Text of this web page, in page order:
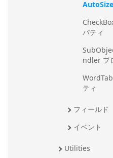
パティ
ndler プ
ティ
フィールド
イベント
Utilities